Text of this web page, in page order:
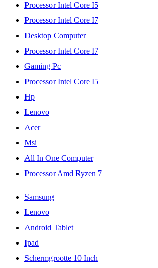
Processor Intel Core I5
Processor Intel Core I7
Desktop Computer
Processor Intel Core I7
Gaming Pc
Processor Intel Core I5
Hp
Lenovo
Acer
Msi
All In One Computer
Processor Amd Ryzen 7
Samsung
Lenovo
Android Tablet
Ipad
Schermgrootte 10 Inch